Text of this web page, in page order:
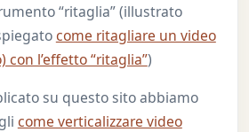
“ritaglia” (illustrato
come ritagliare un video
con l’effetto “ritaglia”)
su questo sito abbiamo
come verticalizzare video